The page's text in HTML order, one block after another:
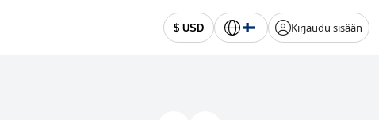
$ USD Kirjaudu sisään